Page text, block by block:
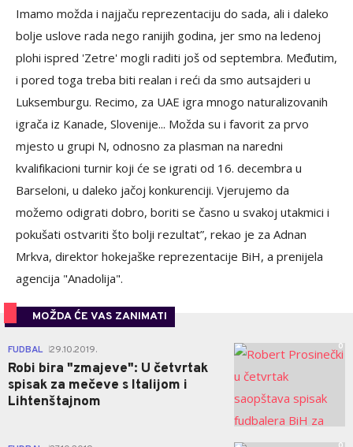
Imamo možda i najjaču reprezentaciju do sada, ali i daleko
bolje uslove rada nego ranijih godina, jer smo na ledenoj
plohi ispred 'Zetre' mogli raditi još od septembra. Međutim,
i pored toga treba biti realan i reći da smo autsajderi u
Luksemburgu. Recimo, za UAE igra mnogo naturalizovanih
igrača iz Kanade, Slovenije... Možda su i favorit za prvo
mjesto u grupi N, odnosno za plasman na naredni
kvalifikacioni turnir koji će se igrati od 16. decembra u
Barseloni, u daleko jačoj konkurenciji. Vjerujemo da
možemo odigrati dobro, boriti se časno u svakoj utakmici i
pokušati ostvariti što bolji rezultat”, rekao je za Adnan
Mrkva, direktor hokejaške reprezentacije BiH, a prenijela
agencija "Anadolija".
MOŽDA ĆE VAS ZANIMATI
FUDBAL 29.10.2019.
Robi bira "zmajeve": U četvrtak
spisak za mečeve s Italijom i
Lihtenštajnom
0